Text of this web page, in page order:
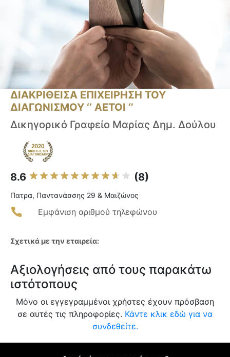
ΔΙΑΚΡΙΘΕΙΣΑ ΕΠΙΧΕΙΡΗΣΗ ΤΟΥ
ΔΙΑΓΩΝΙΣΜΟΥ ‘’ ΑΕΤΟΙ ‘’
Δικηγορικό Γραφείο Μαρίας Δημ. Δούλου
8.6 (8)
Πατρα, Παντανάσσης 29 & Μαιζώνος
Εμφάνιση αριθμού τηλεφώνου
Σχετικά με την εταιρεία:
Αξιολογήσεις από τους παρακάτω
ιστότοπους
Μόνο οι εγγεγραμμένοι χρήστες έχουν πρόσβαση
σε αυτές τις πληροφορίες. Κάντε κλικ εδώ για να
συνδεθείτε.